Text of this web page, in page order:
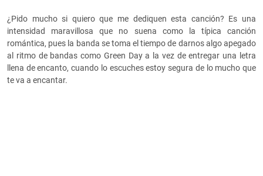
¿Pido mucho si quiero que me dediquen esta canción? Es una
intensidad maravillosa que no suena como la típica canción
romántica, pues la banda se toma el tiempo de darnos algo apegado
al ritmo de bandas como Green Day a la vez de entregar una letra
llena de encanto, cuando lo escuches estoy segura de lo mucho que
te va a encantar.